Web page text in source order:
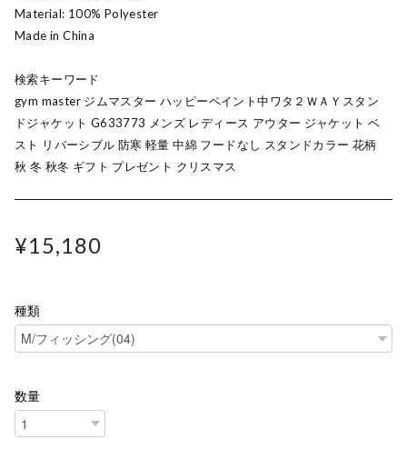
Material: 100% Polyester
Made in China
検索キーワード
gym master ジムマスター ハッピーペイント中ワタ２ＷＡＹスタン
ドジャケット G633773 メンズ レディース アウター ジャケット ベ
スト リバーシブル 防寒 軽量 中綿 フードなし スタンドカラー 花柄
秋 冬 秋冬 ギフト プレゼント クリスマス
¥15,180
種類
数量